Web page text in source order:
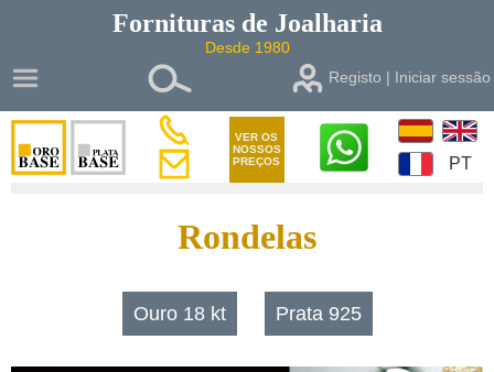
Fornituras de Joalharia
Desde 1980
Registo | Iniciar sessão
VER OS
NOSSOS
PREÇOS
PT
Rondelas
Ouro 18 kt Prata 925